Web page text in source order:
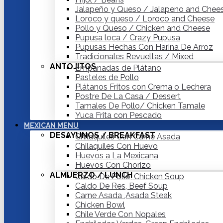
Jalapeño y Queso / Jalapeno and
Loroco y queso / Loroco and Cheese
Pollo y Queso / Chicken and Cheese
Pupusa loca / Crazy Pupusa
Pupusas Hechas Con Harina De Arroz
Tradicionales Revueltas / Mixed
ANTOJITOSEmpanadas de Plátano
Pasteles de Pollo
Plátanos Fritos con Crema o Lechera
Postre De La Casa / Dessert
Tamales De Pollo/ Chicken Tamale
Yuca Frita con Pescado
MEXICAN MENU
DESAYUNOS / BREAKFAST
Chilaquiles Con Carne Asada
Chilaquiles Con Huevo
Huevos a La Mexicana
Huevos Con Chorizo
ALMUERZO / LUNCH
Caldo De Pollo, Chicken Soup
Caldo De Res, Beef Soup
Carne Asada ,Asada Steak
Chicken Bowl
Chile Verde Con Nopales